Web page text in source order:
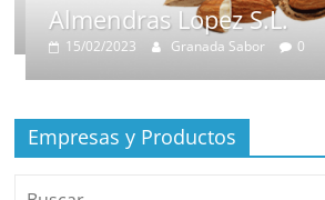
Almendras Lopez S.L.
15/02/2023 Granada Sabor 0
Empresas y Productos